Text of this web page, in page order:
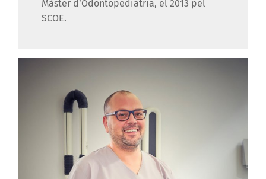
Màster d’Odontopediatria, el 2013 pel
SCOE.